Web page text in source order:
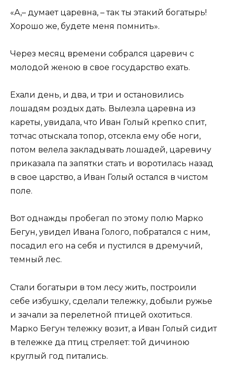
«А,– думает царевна, – так ты этакий богатырь!
Хорошо же, будете меня помнить».
Через месяц времени собрался царевич с
молодой женою в свое государство ехать.
Ехали день, и два, и три и остановились
лошадям роздых дать. Вылезла царевна из
кареты, увидала, что Иван Голый крепко спит,
тотчас отыскала топор, отсекла ему обе ноги,
потом велела закладывать лошадей, царевичу
приказала па запятки стать и воротилась назад
в свое царство, а Иван Голый остался в чистом
поле.
Вот однажды пробегал по этому полю Марко
Бегун, увидел Ивана Голого, побратался с ним,
посадил его на себя и пустился в дремучий,
темный лес.
Стали богатыри в том лесу жить, построили
себе избушку, сделали тележку, добыли ружье
и зачали за перелетной птицей охотиться.
Марко Бегун тележку возит, а Иван Голый сидит
в тележке да птиц стреляет: той дичиною
круглый год питались.